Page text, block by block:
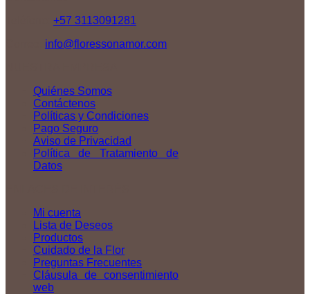
+57 3113091281
info@floressonamor.com
Quiénes Somos
Contáctenos
Políticas y Condiciones
Pago Seguro
Aviso de Privacidad
Política de Tratamiento de
Datos
Mi cuenta
Lista de Deseos
Productos
Cuidado de la Flor
Preguntas Frecuentes
Cláusula de consentimiento
web